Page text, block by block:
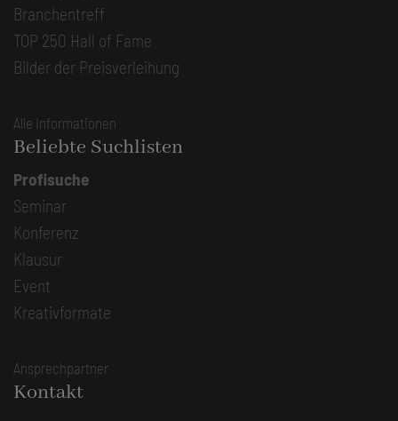
Branchentreff
TOP 250 Hall of Fame
Bilder der Preisverleihung
Alle Informationen
Beliebte Suchlisten
Profisuche
Seminar
Konferenz
Klausur
Event
Kreativformate
Ansprechpartner
Kontakt